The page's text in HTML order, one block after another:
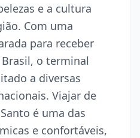
e a cultura
Com uma
para receber
o terminal
a diversas
Viajar de
é uma das
e confortáveis,